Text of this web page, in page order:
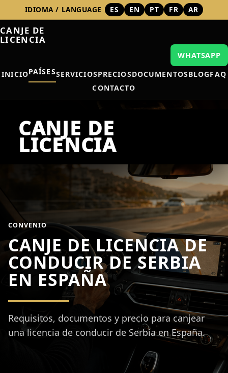
IDIOMA / LANGUAGE ES EN PT FR AR
CANJE DE
LICENCIA
INICIOPAÍSESSERVICIOSPRECIOSDOCUMENTOSBLOGFAQ
CONTACTO
WHATSAPP
CONVENIO
CANJE DE LICENCIA DE
CONDUCIR DE SERBIA
EN ESPAÑA
Requisitos, documentos y precio para canjear
una licencia de conducir de Serbia en España.